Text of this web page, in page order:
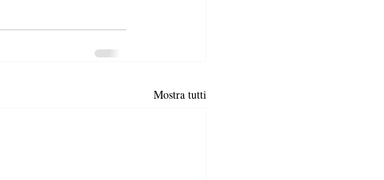
Mostra tutti